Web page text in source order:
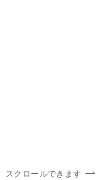
スクロールできます